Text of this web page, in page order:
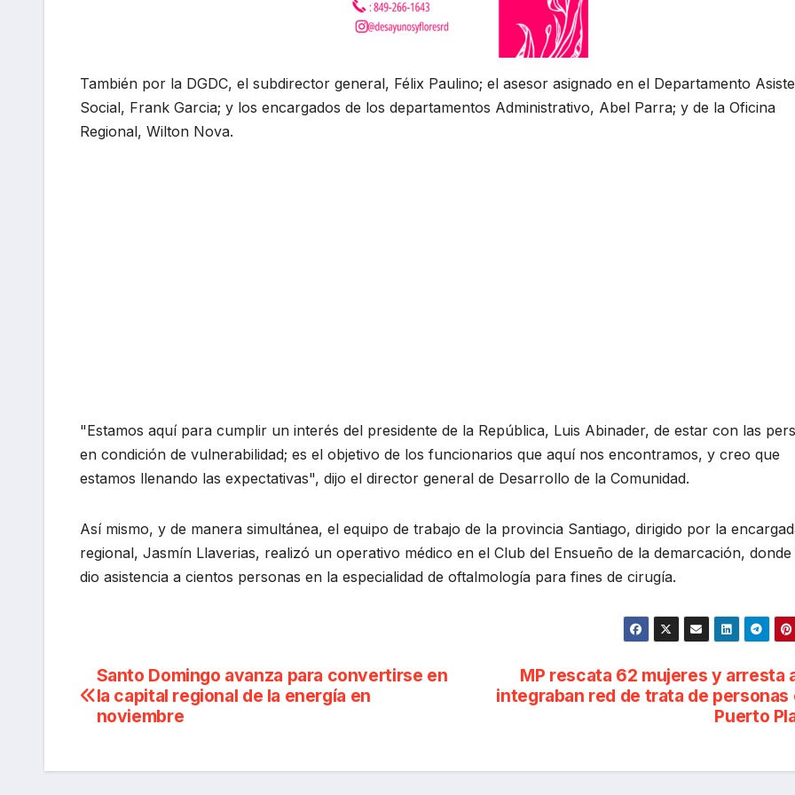
También por la DGDC, el subdirector general, Félix Paulino; el asesor asignado en el Departamento
Social, Frank Garcia; y los encargados de los departamentos Administrativo, Abel Parra; y de la Oficina
Regional, Wilton Nova.
"Estamos aquí para cumplir un interés del presidente de la República, Luis Abinader, de estar con las
en condición de vulnerabilidad; es el objetivo de los funcionarios que aquí nos encontramos, y creo que
estamos llenando las expectativas", dijo el director general de Desarrollo de la Comunidad.
Así mismo, y de manera simultánea, el equipo de trabajo de la provincia Santiago, dirigido por la
regional, Jasmín Llaverias, realizó un operativo médico en el Club del Ensueño de la demarcación, donde
dio asistencia a cientos personas en la especialidad de oftalmología para fines de cirugía.
Navegación
de
MP rescata 62 mujeres y arresta
integraban red de trata de personas
Puerto
Santo Domingo avanza para convertirse en
la capital regional de la energía en
noviembre